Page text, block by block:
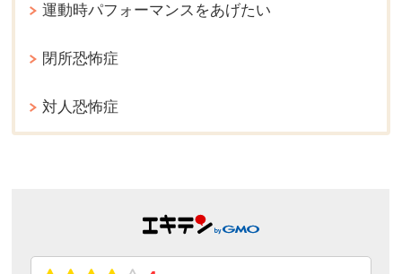
運動時パフォーマンスをあげたい
閉所恐怖症
対人恐怖症